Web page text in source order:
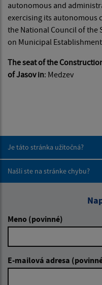
autonomous and
exercising its autonomous
the National Council of the
on Municipal
The seat of the
of Jasovin: Medzev
Je táto stránka užitočná?
Našli ste na stránke chybu?
Meno (povinné)
E-mailová adresa